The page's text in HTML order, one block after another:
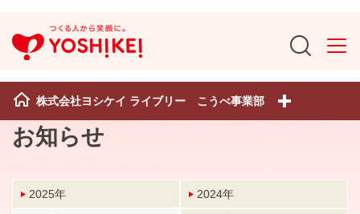
株式会社ヨシケイ ライブリー こうべ事業部
お知らせ
2025年 2024年